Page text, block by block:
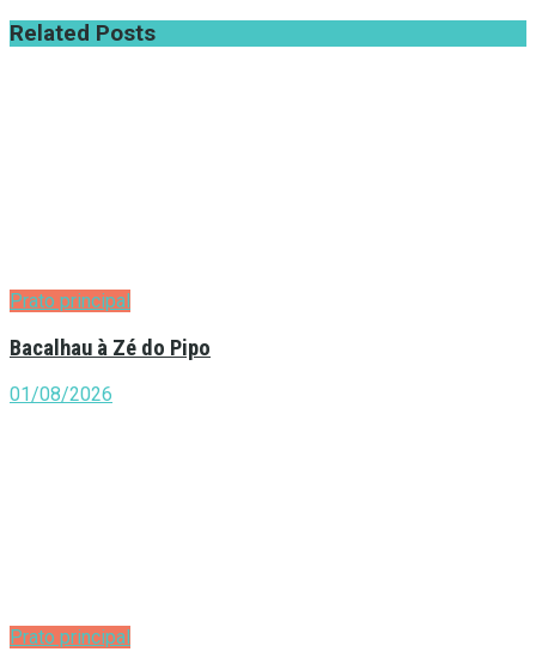
Related Posts
Prato principal
Bacalhau à Zé do Pipo
01/08/2026
Prato principal